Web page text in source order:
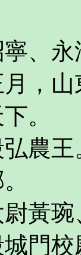
永
山
。
農王
黃琬
校